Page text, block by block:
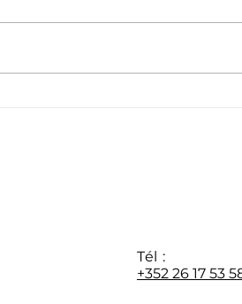
Tél :
+352 26 17 53